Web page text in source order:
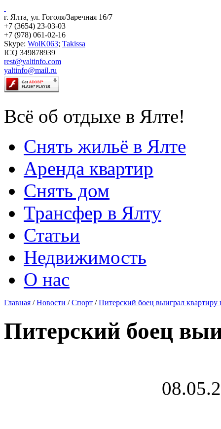
г. Ялта, ул. Гоголя/Заречная 16/7
+7 (3654) 23-03-03
+7 (978) 061-02-16
Skype: WolK063; Takissa
ICQ 349878939
rest@yaltinfo.com
yaltinfo@mail.ru
Всё об отдыхе в Ялте!
Снять жильё в Ялте
Аренда квартир
Снять дом
Трансфер в Ялту
Статьи
Недвижимость
О нас
Главная /Новости /Спорт /Питерский боец выиграл квартиру
Питерский боец